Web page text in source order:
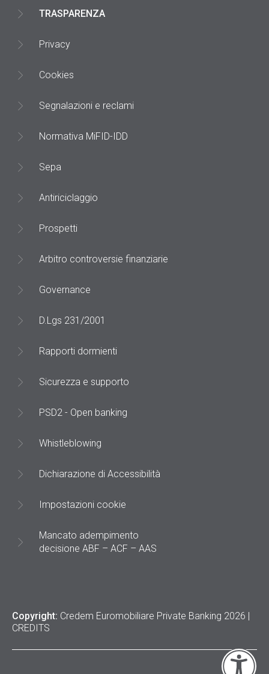
TRASPARENZA
Privacy
Cookies
Segnalazioni e reclami
Normativa MiFID-IDD
Sepa
Antiriciclaggio
Prospetti
Arbitro controversie finanziarie
Governance
D.Lgs 231/2001
Rapporti dormienti
Sicurezza e supporto
PSD2 - Open banking
Whistleblowing
Dichiarazione di Accessibilità
Impostazioni cookie
Mancato adempimento
decisione ABF – ACF – AAS
Copyright: Credem Euromobiliare Private Banking 2026 |
CREDITS